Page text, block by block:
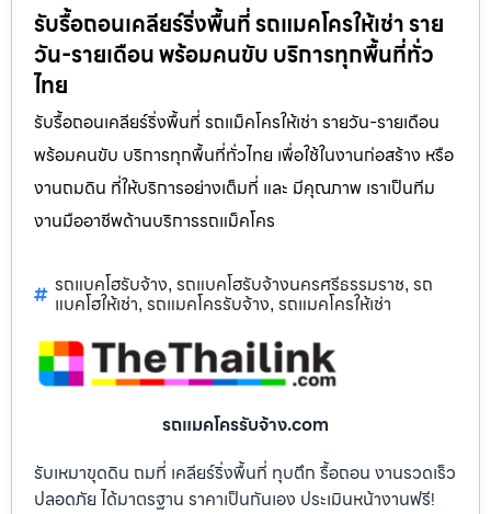
รับรื้อถอนเคลียร์ริ่งพื้นที่ รถแมคโครให้เช่า ราย
วัน-รายเดือน พร้อมคนขับ บริการทุกพื้นที่ทั่ว
ไทย
รับรื้อถอนเคลียร์ริ่งพื้นที่ รถแม็คโครให้เช่า รายวัน-รายเดือน
พร้อมคนขับ บริการทุกพื้นที่ทั่วไทย เพื่อใช้ในงานก่อสร้าง หรือ
งานถมดิน ที่ให้บริการอย่างเต็มที่ และ มีคุณภาพ เราเป็นทีม
งานมืออาชีพด้านบริการรถแม็คโคร
รถแบคโฮรับจ้าง, รถแบคโฮรับจ้างนครศรีธรรมราช, รถ
แบคโฮให้เช่า, รถแมคโครรับจ้าง, รถแมคโครให้เช่า
รถแมคโครรับจ้าง.com
รับเหมาขุดดิน ถมที่ เคลียร์ริ่งพื้นที่ ทุบตึก รื้อถอน งานรวดเร็ว
ปลอดภัย ได้มาตรฐาน ราคาเป็นกันเอง ประเมินหน้างานฟรี!